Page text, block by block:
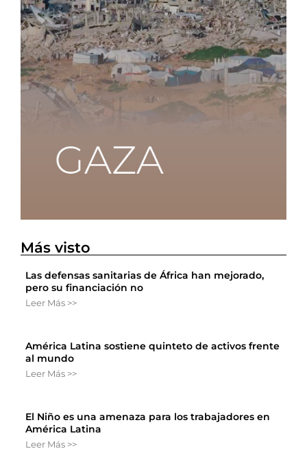
Más visto
Las defensas sanitarias de África han mejorado,
pero su financiación no
Leer Más >>
América Latina sostiene quinteto de activos frente
al mundo
Leer Más >>
El Niño es una amenaza para los trabajadores en
América Latina
Leer Más >>